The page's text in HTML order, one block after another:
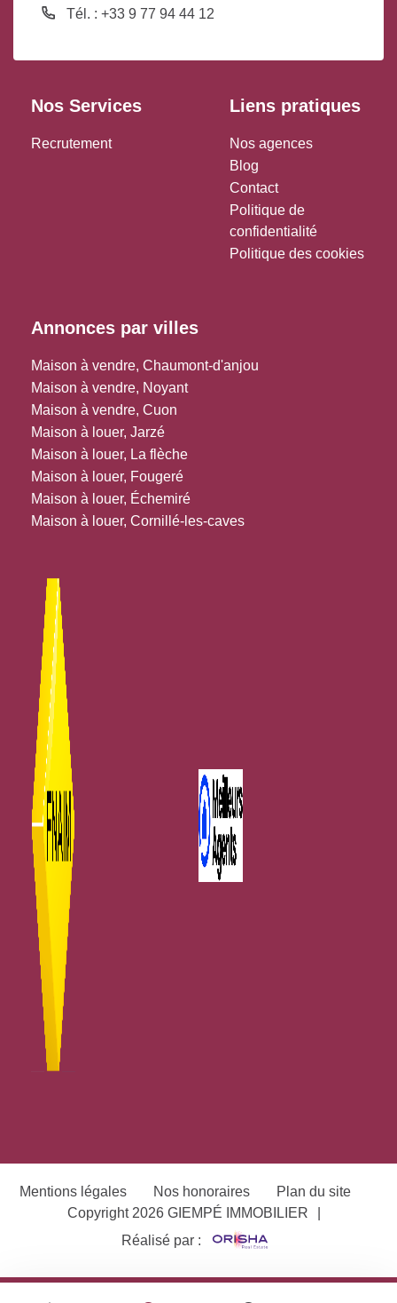
Tél. : +33 9 77 94 44 12
Nos Services
Recrutement
Liens pratiques
Nos agences
Blog
Contact
Politique de
confidentialité
Politique des cookies
Annonces par villes
Maison à vendre, Chaumont-d'anjou
Maison à vendre, Noyant
Maison à vendre, Cuon
Maison à louer, Jarzé
Maison à louer, La flèche
Maison à louer, Fougeré
Maison à louer, Échemiré
Maison à louer, Cornillé-les-caves
Mentions légales Nos honoraires
Plan du site
Copyright 2026 GIEMPÉ IMMOBILIER
Réalisé par :